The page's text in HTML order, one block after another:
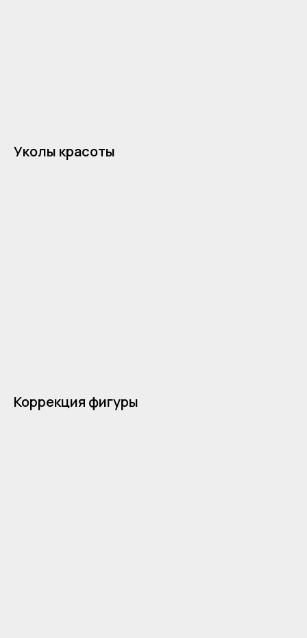
Уколы красоты
Коррекция фигуры